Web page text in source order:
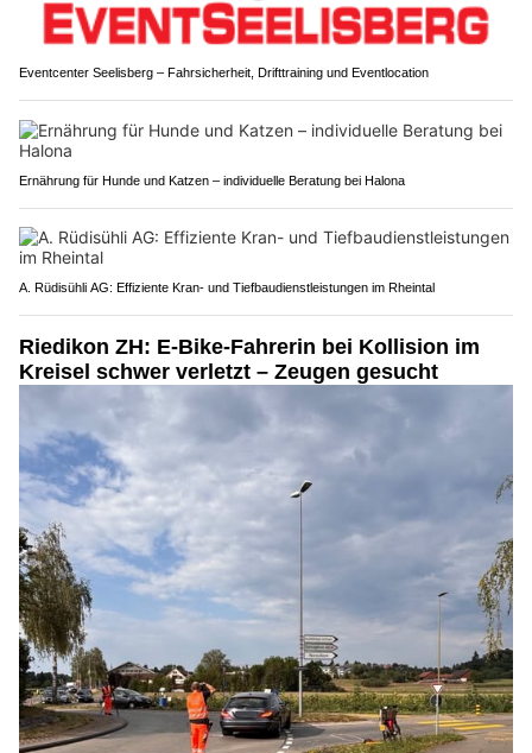
Eventcenter Seelisberg – Fahrsicherheit, Drifttraining und Eventlocation
Ernährung für Hunde und Katzen – individuelle Beratung bei Halona
A. Rüdisühli AG: Effiziente Kran- und Tiefbaudienstleistungen im Rheintal
Riedikon ZH: E-Bike-Fahrerin bei Kollision im
Kreisel schwer verletzt – Zeugen gesucht